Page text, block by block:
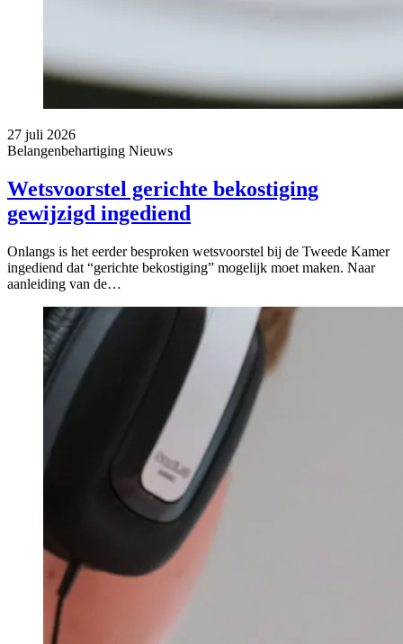
27 juli 2026
Belangenbehartiging Nieuws
Wetsvoorstel gerichte bekostiging
gewijzigd ingediend
Onlangs is het eerder besproken wetsvoorstel bij de Tweede Kamer
ingediend dat “gerichte bekostiging” mogelijk moet maken. Naar
aanleiding van de…